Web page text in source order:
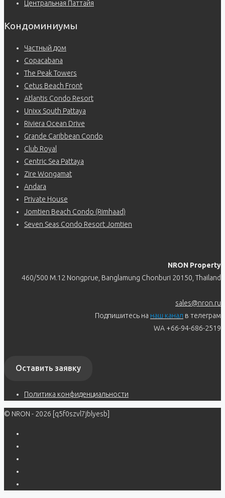
Центральная Паттайя
Кондоминиумы
Частный дом
Copacabana
The Peak Towers
Cetus Beach Front
Atlantis Condo Resort
Unixx South Pattaya
Riviera Ocean Drive
Grande Caribbean Condo
Club Royal
Centric Sea Pattaya
Zire Wongamat
Andara
Private House
Jomtien Beach Condo (Rimhaad)
Seven Seas Condo Resort Jomtien
NRON Property
460/500 M.12 Nongprue, Banglamung Chonburi 20150, Thailand
sales@nron.ru
Подпишитесь на наш канал в телеграм
WA +66-94-686-2519
Оставить заявку
Политика конфиденциальности
© NRON - 2026 [q5f0szvl7jblyesb]